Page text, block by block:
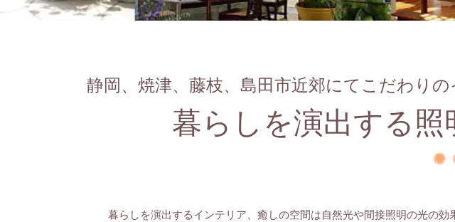
静岡、焼津、藤枝、島田市近郊にてこだわり
暮らしを演出する
暮らしを演出するインテリア、癒しの空間は自然光や間接照明の光の効